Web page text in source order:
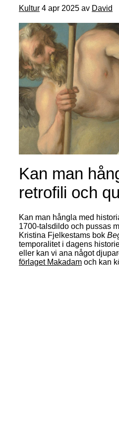
Kultur 4 apr 2025 av David
Kan man
retrofili och
Kan man hångla med
1700-talsdildo och pussas
Kristina Fjelkestams bok
temporalitet i dagens
eller kan vi ana något
förlaget Makadam och kan